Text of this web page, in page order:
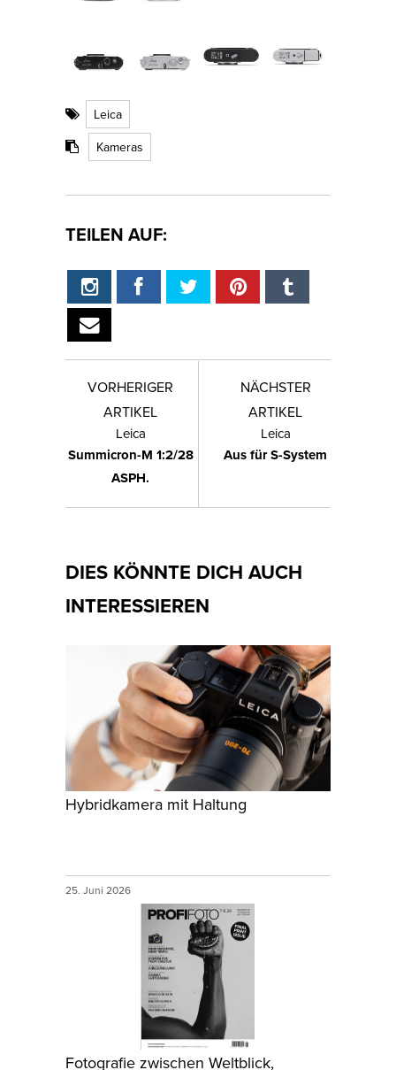
Leica
Kameras
TEILEN AUF:
VORHERIGER
ARTIKEL
Leica
Summicron-M 1:2/28
ASPH.
NÄCHSTER
ARTIKEL
Leica
Aus für S-System
DIES KÖNNTE DICH AUCH
INTERESSIEREN
Hybridkamera mit Haltung
25. Juni 2026
Fotografie zwischen Weltblick,